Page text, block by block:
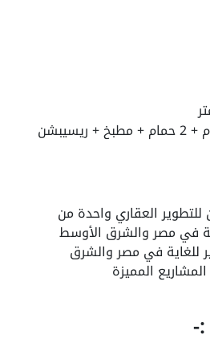
مقسم الي : ( 3 غرف نوم + 2 حمام + مطبخ + ريسيبشن
العقاري واحدة من
في مصر والشرق الأوسط
للغاية في مصر والشرق
المميزة